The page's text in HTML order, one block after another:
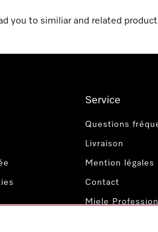
you to similiar and related
Service
Questions
Livraison
Mention légales
Contact
Miele